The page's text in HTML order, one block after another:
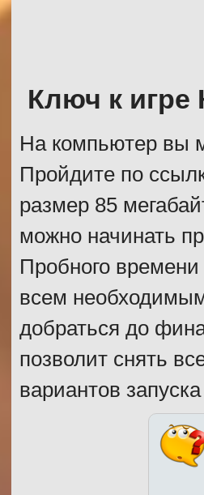
Ключ к игре
На компьютер вы
Пройдите по
размер 85
можно начинать
Пробного времени
всем
добраться до
позволит снять
вариантов